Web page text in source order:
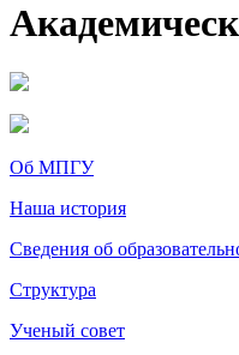
Об МПГУ
Наша история
Сведения об
Структура
Ученый совет